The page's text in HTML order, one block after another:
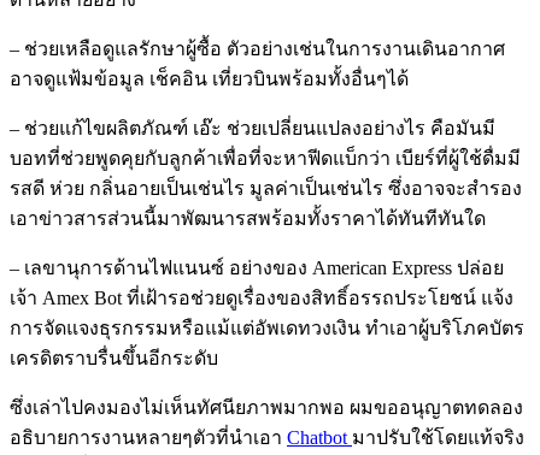
– ช่วยเหลือดูแลรักษาผู้ซื้อ ตัวอย่างเช่นในการงานเดินอากาศ
อาจดูแฟ้มข้อมูล เช็คอิน เที่ยวบินพร้อมทั้งอื่นๆได้
– ช่วยแก้ไขผลิตภัณฑ์ เอ๊ะ ช่วยเปลี่ยนแปลงอย่างไร คือมันมี
บอทที่ช่วยพูดคุยกับลูกค้าเพื่อที่จะหาฟีดแบ็กว่า เบียร์ที่ผู้ใช้ดื่มมี
รสดี ห่วย กลิ่นอายเป็นเช่นไร มูลค่าเป็นเช่นไร ซึ่งอาจจะสำรอง
เอาข่าวสารส่วนนี้มาพัฒนารสพร้อมทั้งราคาได้ทันทีทันใด
– เลขานุการด้านไฟแนนซ์ อย่างของ American Express ปล่อย
เจ้า Amex Bot ที่เฝ้ารอช่วยดูเรื่องของสิทธิ์อรรถประโยชน์ แจ้ง
การจัดแจงธุรกรรมหรือแม้แต่อัพเดทวงเงิน ทำเอาผู้บริโภคบัตร
เครดิตราบรื่นขึ้นอีกระดับ
ซึ่งเล่าไปคงมองไม่เห็นทัศนียภาพมากพอ ผมขออนุญาตทดลอง
อธิบายการงานหลายๆตัวที่นำเอา Chatbot มาปรับใช้โดยแท้จริง